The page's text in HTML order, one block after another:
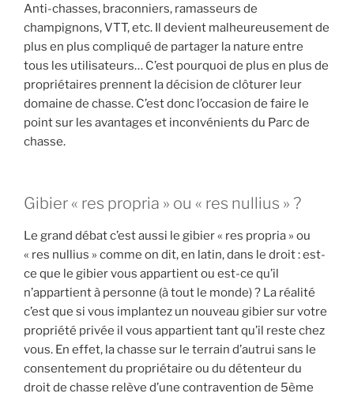
l
e
c
o
n
n
a
u
r
a
i
m
e
n
t
?
Anti-chasses, braconniers, ramasseurs de
champignons, VTT, etc. Il devient malheureusement de
plus en plus compliqué de partager la nature entre
tous les utilisateurs… C’est pourquoi de plus en plus de
propriétaires prennent la décision de clôturer leur
domaine de chasse. C’est donc l’occasion de faire le
point sur les avantages et inconvénients du Parc de
chasse.
Gibier « res propria » ou « res nullius » ?
Le grand débat c’est aussi le gibier « res propria » ou
« res nullius » comme on dit, en latin, dans le droit : est-
ce que le gibier vous appartient ou est-ce qu’il
n’appartient à personne (à tout le monde) ? La réalité
c’est que si vous implantez un nouveau gibier sur votre
propriété privée il vous appartient tant qu’il reste chez
vous. En effet, la chasse sur le terrain d’autrui sans le
consentement du propriétaire ou du détenteur du
droit de chasse relève d’une contravention de 5ème